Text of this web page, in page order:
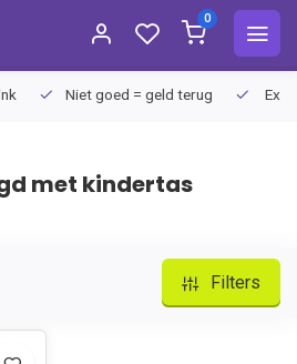
0
Niet goed = geld terug
met kindertas
Filters